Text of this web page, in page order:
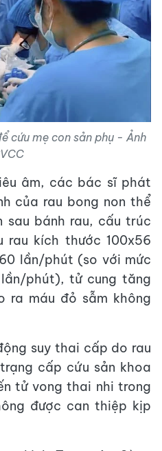
cứu mẹ con sản phụ - Ảnh
âm, các bác sĩ phát
của rau bong non thể
sau bánh rau, cấu trúc
rau kích thước 100x56
lần/phút (so với mức
lần/phút), tử cung tăng
ra máu đỏ sẫm không
suy thai cấp do rau
cấp cứu sản khoa
tử vong thai nhi trong
được can thiệp kịp